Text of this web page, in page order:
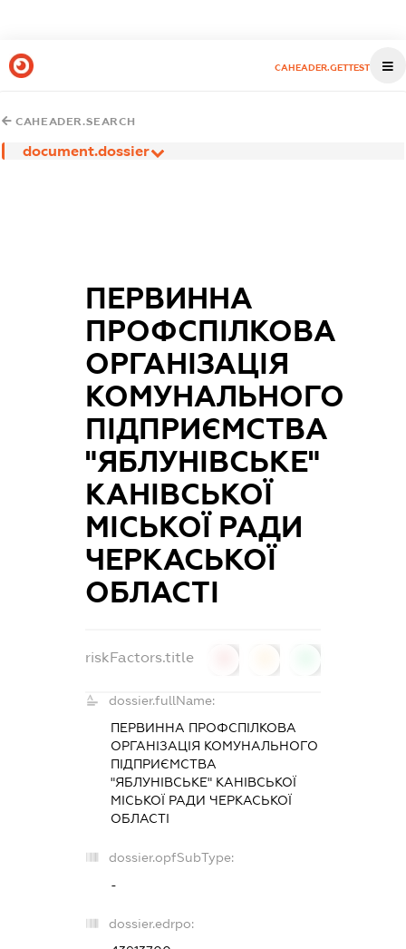
CAHEADER.GETTEST
CAHEADER.SEARCH
document.dossier
ПЕРВИННА
ПРОФСПІЛКОВА
ОРГАНІЗАЦІЯ
КОМУНАЛЬНОГО
ПІДПРИЄМСТВА
"ЯБЛУНІВСЬКЕ"
КАНІВСЬКОЇ
МІСЬКОЇ РАДИ
ЧЕРКАСЬКОЇ
ОБЛАСТІ
riskFactors.title
dossier.fullName:
ПЕРВИННА ПРОФСПІЛКОВА
ОРГАНІЗАЦІЯ КОМУНАЛЬНОГО
ПІДПРИЄМСТВА
"ЯБЛУНІВСЬКЕ" КАНІВСЬКОЇ
МІСЬКОЇ РАДИ ЧЕРКАСЬКОЇ
ОБЛАСТІ
dossier.opfSubType:
-
dossier.edrpo: